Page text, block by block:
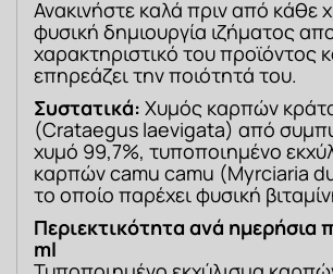
Ανακινήστε καλά πριν από κάθε
φυσική δημιουργία ιζήματος
χαρακτηριστικό του προϊόντος
επηρεάζει την ποιότητά του.
Συστατικά: Χυμός καρπών
(Crataegus laevigata) από
χυμό 99,7%, τυποποιημένο
καρπών camu camu (Myrciaria
το οποίο παρέχει φυσική
Περιεκτικότητα ανά ημερήσια
ml